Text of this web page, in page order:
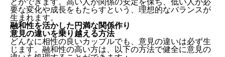
要な変化や成長をもたらすという、理想的なバランスが
生まれます。
融和性を活かした円満な関係作り
意見の違いを乗り越える方法
どんなに相性の良いカップルでも、意見の違いは必ず生
じます。融和性の高い方は、以下の方法で健全に意見の